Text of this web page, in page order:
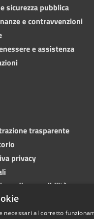
sicurezza pubblica
e contravvenzioni
e assistenza
trasparente
privacy
di accessibilità
necessari al corretto